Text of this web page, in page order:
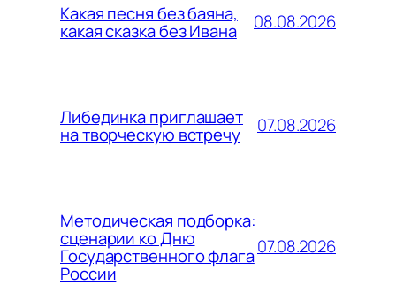
Какая песня без баяна,
какая сказка без Ивана 08.08.2026
Либединка приглашает
на творческую встречу 07.08.2026
Методическая подборка:
сценарии ко Дню
Государственного флага
России
07.08.2026